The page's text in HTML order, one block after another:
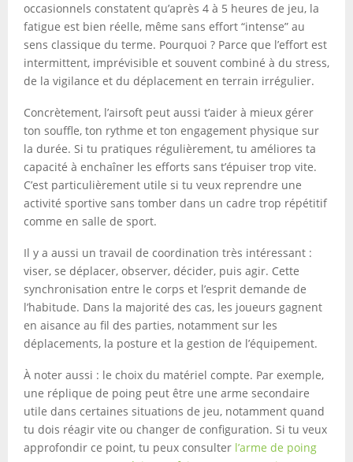
occasionnels constatent qu’après 4 à 5 heures de jeu, la
fatigue est bien réelle, même sans effort “intense” au
sens classique du terme. Pourquoi ? Parce que l’effort est
intermittent, imprévisible et souvent combiné à du stress,
de la vigilance et du déplacement en terrain irrégulier.
Concrètement, l’airsoft peut aussi t’aider à mieux gérer
ton souffle, ton rythme et ton engagement physique sur
la durée. Si tu pratiques régulièrement, tu améliores ta
capacité à enchaîner les efforts sans t’épuiser trop vite.
C’est particulièrement utile si tu veux reprendre une
activité sportive sans tomber dans un cadre trop répétitif
comme en salle de sport.
Il y a aussi un travail de coordination très intéressant :
viser, se déplacer, observer, décider, puis agir. Cette
synchronisation entre le corps et l’esprit demande de
l’habitude. Dans la majorité des cas, les joueurs gagnent
en aisance au fil des parties, notamment sur les
déplacements, la posture et la gestion de l’équipement.
À noter aussi : le choix du matériel compte. Par exemple,
une réplique de poing peut être une arme secondaire
utile dans certaines situations de jeu, notamment quand
tu dois réagir vite ou changer de configuration. Si tu veux
approfondir ce point, tu peux consulter l’arme de poing